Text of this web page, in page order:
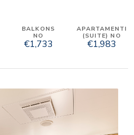
BALKONS
NO
€1,733
APARTAMENTI
(SUITE) NO
€1,983